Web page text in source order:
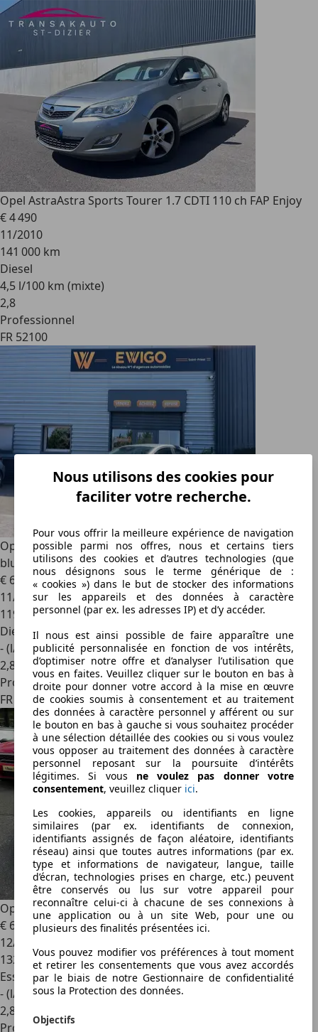
Opel AstraAstra Sports Tourer 1.7 CDTI 110 ch FAP Enjoy
€ 4 490
11/2010
141 000 km
Diesel
4,5 l/100 km (mixte)
2,8
Professionnel
FR 52100
Opel Astra1.6 CDTI 110ch ECOFLEX Caméra de recul,
bluetooth
€ 6 490
11/2014
119 000 km
Diesel
- (l/100 km)
2,8
Professionnel
FR 69800
Opel Astra2.0 CDTI160 FAP COSMO BA
€ 6 990
12/2010
132 392 km
Essence
- (l/100 km)
2,8
Professionnel
Nous utilisons des cookies pour
faciliter votre recherche.
Pour vous offrir la meilleure expérience de navigation
possible parmi nos offres, nous et certains tiers
utilisons des cookies et d’autres technologies (que
nous désignons sous le terme générique de :
« cookies ») dans le but de stocker des informations
sur les appareils et des données à caractère
personnel (par ex. les adresses IP) et d’y accéder.
Il nous est ainsi possible de faire apparaître une
publicité personnalisée en fonction de vos intérêts,
d’optimiser notre offre et d’analyser l’utilisation que
vous en faites. Veuillez cliquer sur le bouton en bas à
droite pour donner votre accord à la mise en œuvre
de cookies soumis à consentement et au traitement
des données à caractère personnel y afférent ou sur
le bouton en bas à gauche si vous souhaitez procéder
à une sélection détaillée des cookies ou si vous voulez
vous opposer au traitement des données à caractère
personnel reposant sur la poursuite d’intérêts
légitimes. Si vous ne voulez pas donner votre
consentement, veuillez cliquer ici.
Les cookies, appareils ou identifiants en ligne
similaires (par ex. identifiants de connexion,
identifiants assignés de façon aléatoire, identifiants
réseau) ainsi que toutes autres informations (par ex.
type et informations de navigateur, langue, taille
d’écran, technologies prises en charge, etc.) peuvent
être conservés ou lus sur votre appareil pour
reconnaître celui-ci à chacune de ses connexions à
une application ou à un site Web, pour une ou
plusieurs des finalités présentées ici.
Vous pouvez modifier vos préférences à tout moment
et retirer les consentements que vous avez accordés
par le biais de notre Gestionnaire de confidentialité
sous la Protection des données.
Objectifs